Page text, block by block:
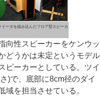
イータを組み込んだフロア型スピーカ
向性スピーカーをケンウッ
どうかは未定というモデル
ピーカーとしている。ツイ
)で、底部に8cm径のダイ
域を担当させている。